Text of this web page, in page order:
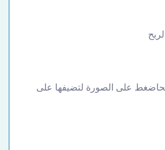
على الصورة لتضيفها على